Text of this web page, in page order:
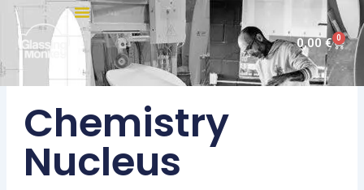
contenido
0,00€ 0
Chemistry
Nucleus